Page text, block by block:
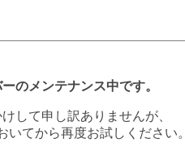
のメンテナンス中です。
して申し訳ありませんが、
いてから再度お試しください。